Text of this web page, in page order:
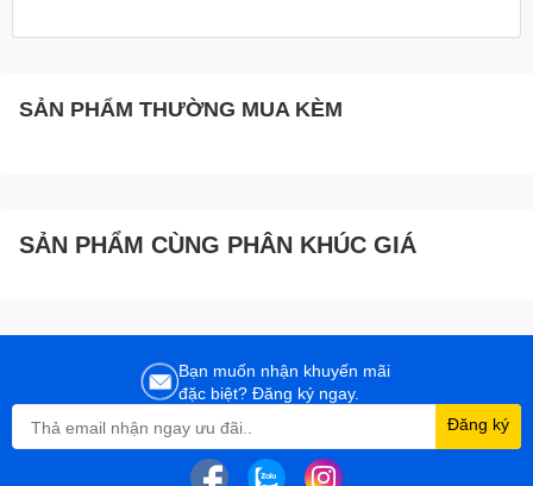
SẢN PHẨM THƯỜNG MUA KÈM
SẢN PHẨM CÙNG PHÂN KHÚC GIÁ
Bạn muốn nhận khuyến mãi
đặc biệt? Đăng ký ngay.
Đăng ký